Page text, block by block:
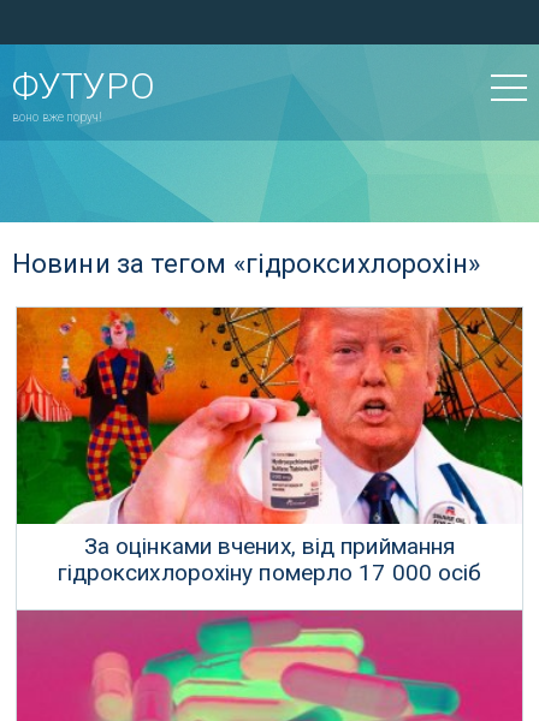
ФУТУРО
воно вже поруч!
Новини за тегом «гідроксихлорохін»
За оцінками вчених, від приймання
гідроксихлорохіну померло 17 000 осіб
За оцінками дослідників, тисячі людей померли в шести країнах
під час першої хвилі COVID-19 через використання
гідроксихлорохіну.
06 Січня 2024 р.